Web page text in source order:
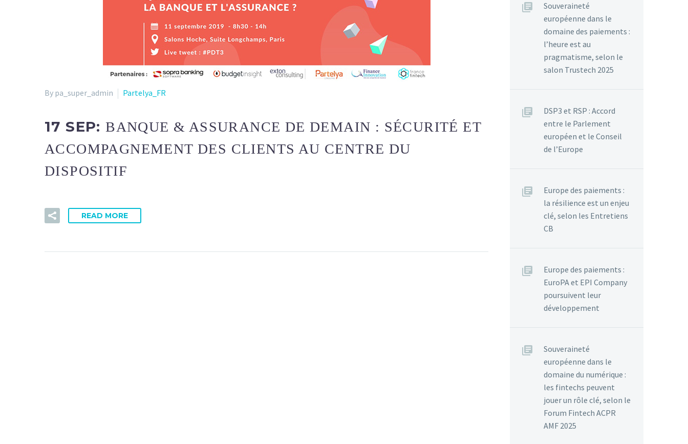
By pa_super_admin Partelya_FR
17 SEP:BANQUE & ASSURANCE DE DEMAIN : SÉCURITÉ ET
ACCOMPAGNEMENT DES CLIENTS AU CENTRE DU
DISPOSITIF
READ MORE
Souveraineté
européenne dans le
domaine des paiements :
l’heure est au
pragmatisme, selon le
salon Trustech 2025
DSP3 et RSP : Accord
entre le Parlement
européen et le Conseil
de l’Europe
Europe des paiements :
la résilience est un enjeu
clé, selon les Entretiens
CB
Europe des paiements :
EuroPA et EPI Company
poursuivent leur
développement
Souveraineté
européenne dans le
domaine du numérique :
les fintechs peuvent
jouer un rôle clé, selon le
Forum Fintech ACPR
AMF 2025